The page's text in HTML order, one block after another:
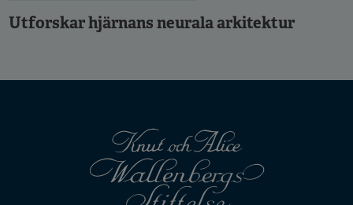
Utforskar hjärnans neurala arkitektur